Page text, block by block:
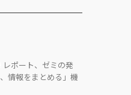
ポート、ゼミの発
情報をまとめる」機